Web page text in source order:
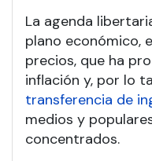
La agenda
plano económico,
precios, que ha
inflación y, por lo
transferencia de
medios y
concentrados.